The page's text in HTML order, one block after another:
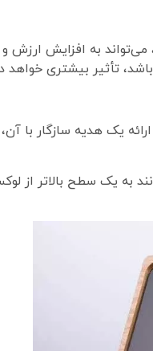
می‌تواند به افزایش
تأثیر بیشتری
یک هدیه سازگار با
به یک سطح بالاتر